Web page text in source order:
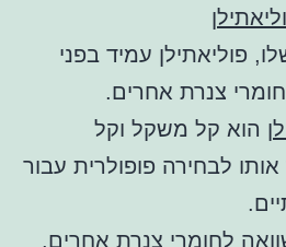
פוליאתילן עמיד בפני
צנרת אחרים.
הוא קל משקל וקל
לבחירה פופולרית עבור
לחומרי צנרת אחרים.